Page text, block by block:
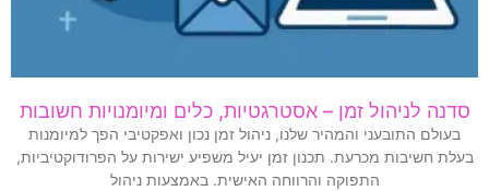
סדנה לניהול זמן – אסטרגטיות, כלים ומיומנויות חשובות
בעולם התובעני והמהיר שלנו, ניהול זמן נכון ואפקטיבי הפך למיומנות
בעלת חשיבות מכרעת. תכנון זמן יעיל משפיע ישירות על הפרודוקטיביות,
התפוקה והרווחה האישית. באמצעות ניהול